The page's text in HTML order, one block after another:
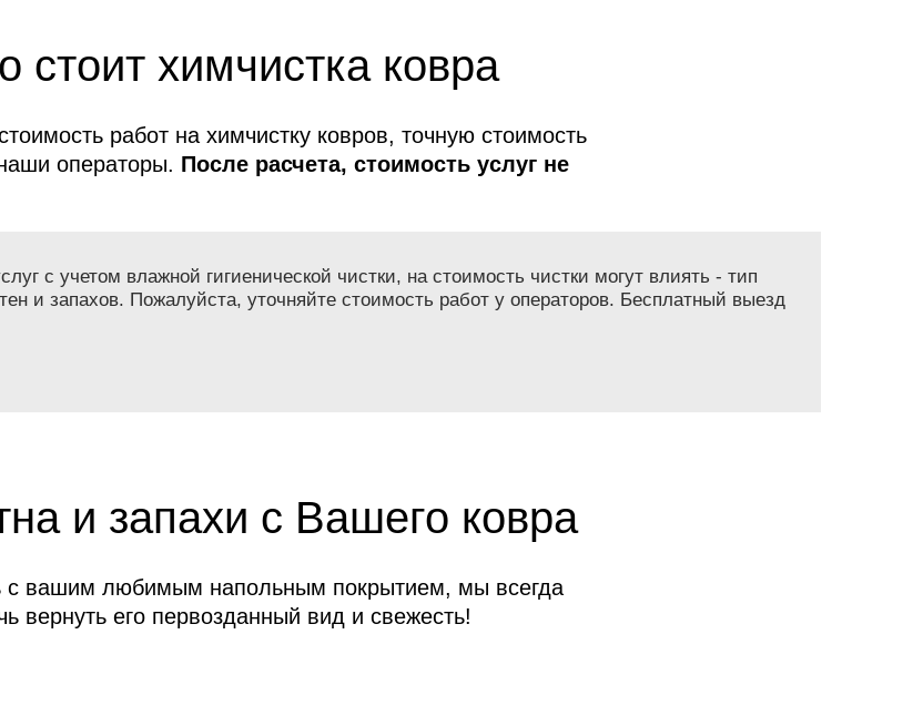
стоит химчистка ковра
работ на химчистку ковров, точную стоимость
операторы. После расчета, стоимость услуг не
с учетом влажной гигиенической чистки, на стоимость чистки могут влиять - тип
и запахов. Пожалуйста, уточняйте стоимость работ у операторов. Бесплатный выезд
и запахи с Вашего ковра
с вашим любимым напольным покрытием, мы всегда
вернуть его первозданный вид и свежесть!